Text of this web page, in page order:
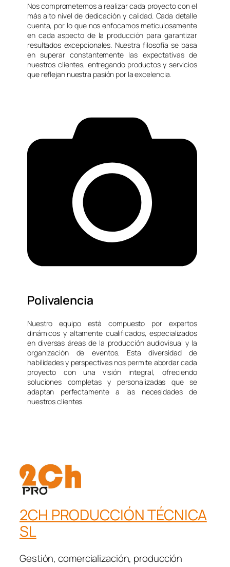
Nos comprometemos a realizar cada proyecto con el
más alto nivel de dedicación y calidad. Cada detalle
cuenta, por lo que nos enfocamos meticulosamente
en cada aspecto de la producción para garantizar
resultados excepcionales. Nuestra filosofía se basa
en superar constantemente las expectativas de
nuestros clientes, entregando productos y servicios
que reflejan nuestra pasión por la excelencia.
Polivalencia
Nuestro equipo está compuesto por expertos
dinámicos y altamente cualificados, especializados
en diversas áreas de la producción audiovisual y la
organización de eventos. Esta diversidad de
habilidades y perspectivas nos permite abordar cada
proyecto con una visión integral, ofreciendo
soluciones completas y personalizadas que se
adaptan perfectamente a las necesidades de
nuestros clientes.
2CH PRODUCCIÓN TÉCNICA
SL
Gestión, comercialización, producción